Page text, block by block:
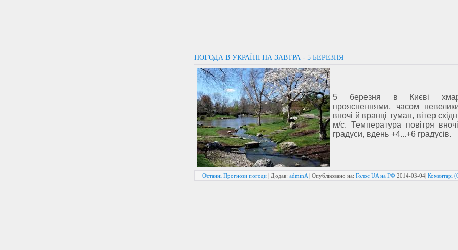
ПОГОДА В УКРАЇНІ НА ЗАВТРА - 5 БЕРЕЗНЯ
5 березня в Києві
проясненнями, часом
вночі й вранці туман, вітер
м/с. Температура повітря
градуси, вдень +4...+6 градусів.
Останні Прогнози погоди | Додав: adminA | Опубліковано на: Голос UA на РФ 2014-03-04| Коментарі